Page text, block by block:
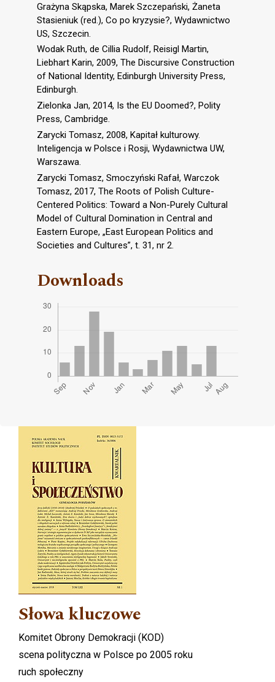
Grażyna Skąpska, Marek Szczepański, Żaneta
Stasieniuk (red.), Co po kryzysie?, Wydawnictwo
US, Szczecin.
Wodak Ruth, de Cillia Rudolf, Reisigl Martin,
Liebhart Karin, 2009, The Discursive Construction
of National Identity, Edinburgh University Press,
Edinburgh.
Zielonka Jan, 2014, Is the EU Doomed?, Polity
Press, Cambridge.
Zarycki Tomasz, 2008, Kapitał kulturowy.
Inteligencja w Polsce i Rosji, Wydawnictwa UW,
Warszawa.
Zarycki Tomasz, Smoczyński Rafał, Warczok
Tomasz, 2017, The Roots of Polish Culture-
Centered Politics: Toward a Non-Purely Cultural
Model of Cultural Domination in Central and
Eastern Europe, „East European Politics and
Societies and Cultures”, t. 31, nr 2.
Downloads
Cover image
Słowa kluczowe
Komitet Obrony Demokracji (KOD)
scena polityczna w Polsce po 2005 roku
ruch społeczny